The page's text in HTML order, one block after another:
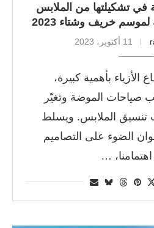
في تشكيلتها من الملابس
خريف وشتاء 2023
11 أكتوبر، 2023
بأهمية كبيرة،
صياحات الموضة وتغيّر
تنسيق الملابس. ويسلط
الضوء على التصاميم
…